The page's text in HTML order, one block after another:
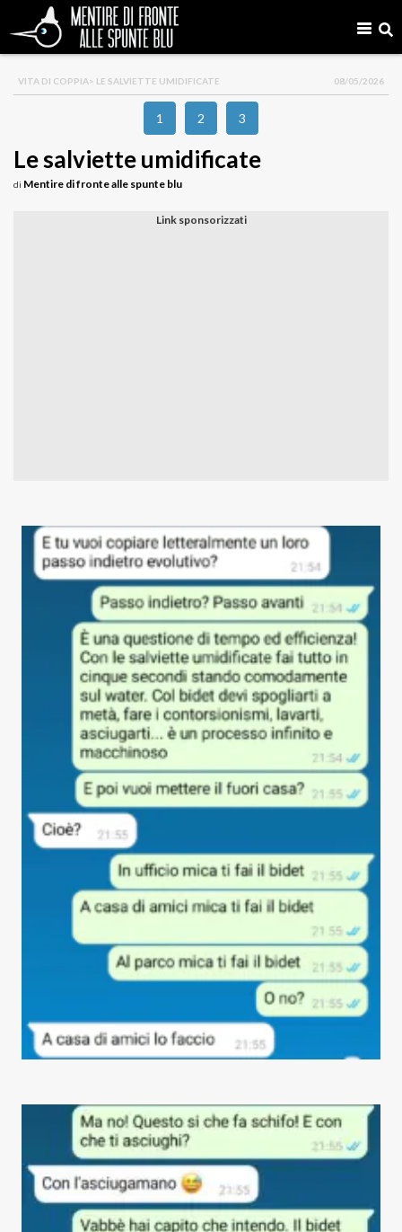
VITA DI COPPIA> LE SALVIETTE UMIDIFICATE 08/05/2026
1 2 3
Le salviette umidificate
di Mentire di fronte alle spunte blu